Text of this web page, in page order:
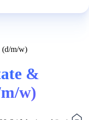
(d/m/w)
&
w)